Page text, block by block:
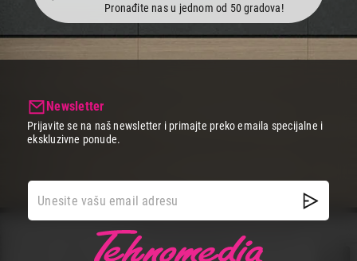
Pronađite nas u jednom od 50 gradova!
Newsletter
Prijavite se na naš newsletter i primajte preko emaila specijalne i
ekskluzivne ponude.